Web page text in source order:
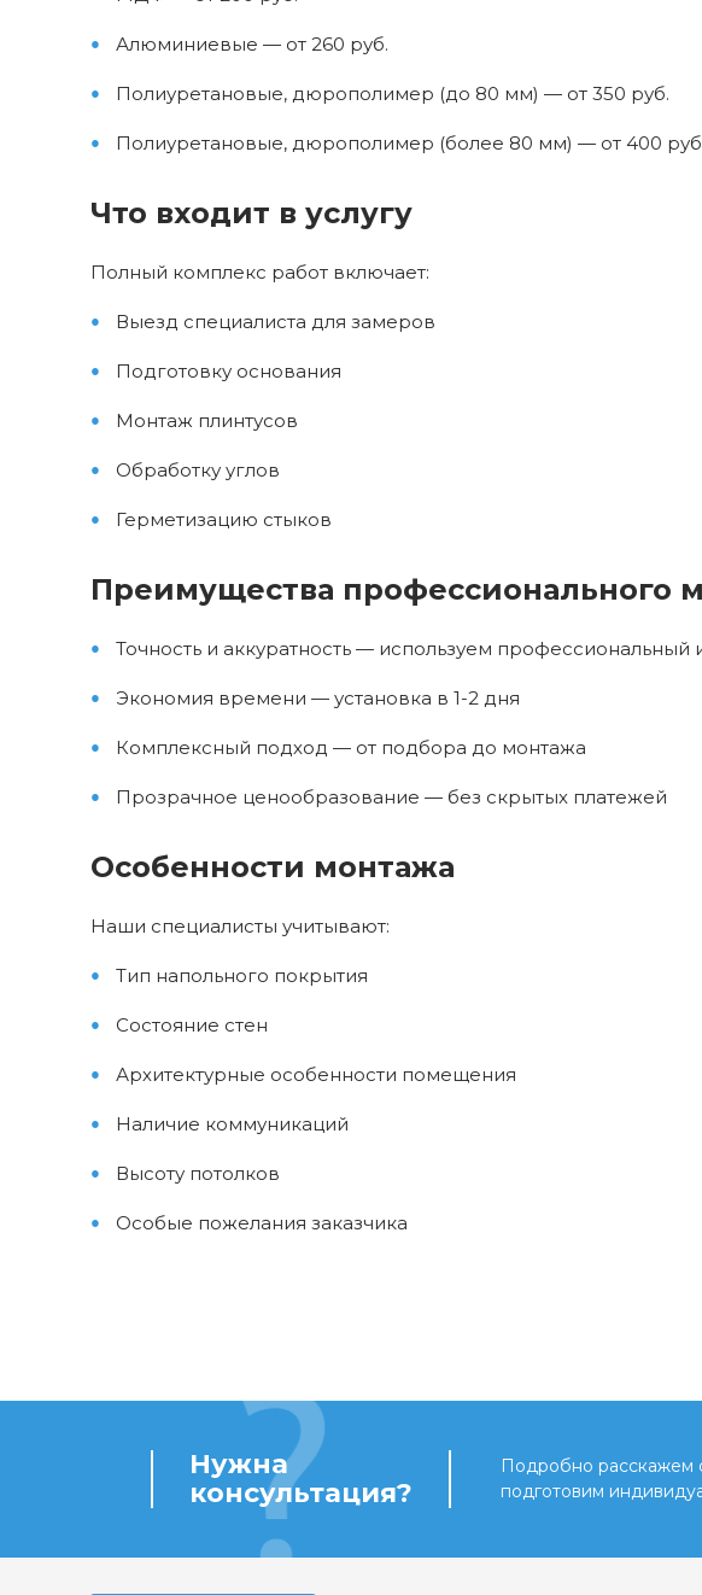
Алюминиевые — от 260 руб.
Полиуретановые, дюрополимер (до 80 мм) — от 350 руб.
Полиуретановые, дюрополимер (более 80 мм) — от 400
Что входит в услугу
Полный комплекс работ включает:
Выезд специалиста для замеров
Подготовку основания
Монтаж плинтусов
Обработку углов
Герметизацию стыков
Преимущества профессионального
Точность и аккуратность — используем профессиональный
Экономия времени — установка в 1-2 дня
Комплексный подход — от подбора до монтажа
Прозрачное ценообразование — без скрытых платежей
Особенности монтажа
Наши специалисты учитывают:
Тип напольного покрытия
Состояние стен
Архитектурные особенности помещения
Наличие коммуникаций
Высоту потолков
Особые пожелания заказчика
Нужна
консультация?
Подробно расскажем
подготовим